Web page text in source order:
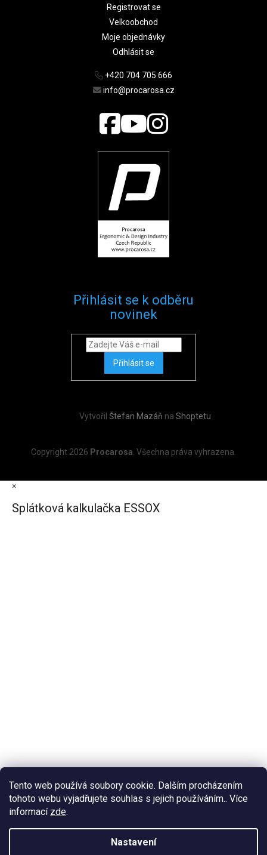
Tento web používá soubory cookie. Dalším procházením
tohoto webu vyjadřujete souhlas s jejich používáním.. Více
informací zde.
Nastavení
Registrovat se
Velkoobchod
Moje objednávky
Odhlásit se
+420 704 705 666
info@procarosa.cz
Přihlásit se k odběru
novinek
Přihlásit se
Vytvořil Štefan Mazáň na Shoptetu
Copyright 2026 Procarosa . Všechna práva vyhrazena.
×
Splátková kalkulačka ESSOX